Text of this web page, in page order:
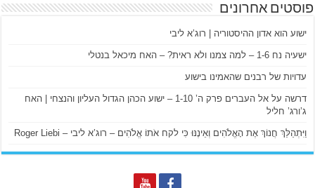
פוסטים אחרונים
ישוע הוא אדון ההיסטוריה | רוג’א ליבי
ישעיה נח 1-6 – למה צמנו ולא ראית? – האח מיכאל בנטלי
עדויות של רבנים שהאמינו בישוע
דרשה על אל העברים פרק ה’ 1-10 – ישוע הכהן הגדול העליון והנצחי | האח
ג’ורג’ חליל
וַיִּתְהַלֵּךְ חֲנוֹךְ אֶת הָאֱלֹהִים וְאֵינֶנּוּ כִּי לקח אֹתוֹ אֱלֹהִים – רוג’א ליבי – Roger Liebi